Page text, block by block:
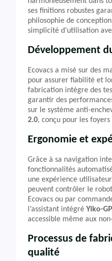
ses finitions robustes
philosophie de
simplicité d’utilisation
Développement
Ecovacs a misé sur des
pour assurer fiabilité et
fabrication intègre des
garantir des
sur le système anti-
2.0, conçu pour les
Ergonomie et
Grâce à sa navigation
fonctionnalités
une expérience
peuvent contrôler le
Ecovacs ou par
l’assistant intégré Yiko-
accessible même aux
Processus de
qualité